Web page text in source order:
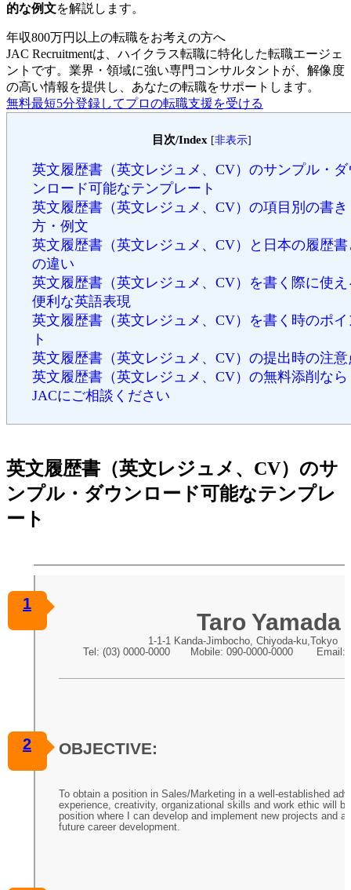
的な例文を解説します。
年収800万円以上の転職をお考えの方へ
JAC Recruitmentは、ハイクラス転職に特化した転職エージェ
ントです。 業界・領域に強い専門コンサルタントが、解像度
の高い情報を提供し、あなたの転職をサポートします。
無料最短5分登録してプロの転職支援を受ける
目次/Index [非表示]
英文履歴書（英文レジュメ、CV）のサンプル・ダ
ンロード可能なテンプレート
英文履歴書（英文レジュメ、CV）の項目別の書き
方・例文
英文履歴書（英文レジュメ、CV）と日本の履歴書
の違い
英文履歴書（英文レジュメ、CV）を書く際に使え
便利な英語表現
英文履歴書（英文レジュメ、CV）を書く時のポイ
ト
英文履歴書（英文レジュメ、CV）の提出時の注意
英文履歴書（英文レジュメ、CV）の無料添削なら
JACにご相談ください
英文履歴書（英文レジュメ、CV）のサ
ンプル・ダウンロード可能なテンプレ
ート
1
Taro Yamada
1-1-1 Kanda-Jimbocho, Chiyoda-ku,Tokyo
Tel: (03) 0000-0000 Mobile: 090-0000-0000 Email:
2 OBJECTIVE:
To obtain a position in Sales/Marketing in a well-established
experience, creativity, organizational skills and work ethic will
position where I can develop and implement new projects and
future career development.